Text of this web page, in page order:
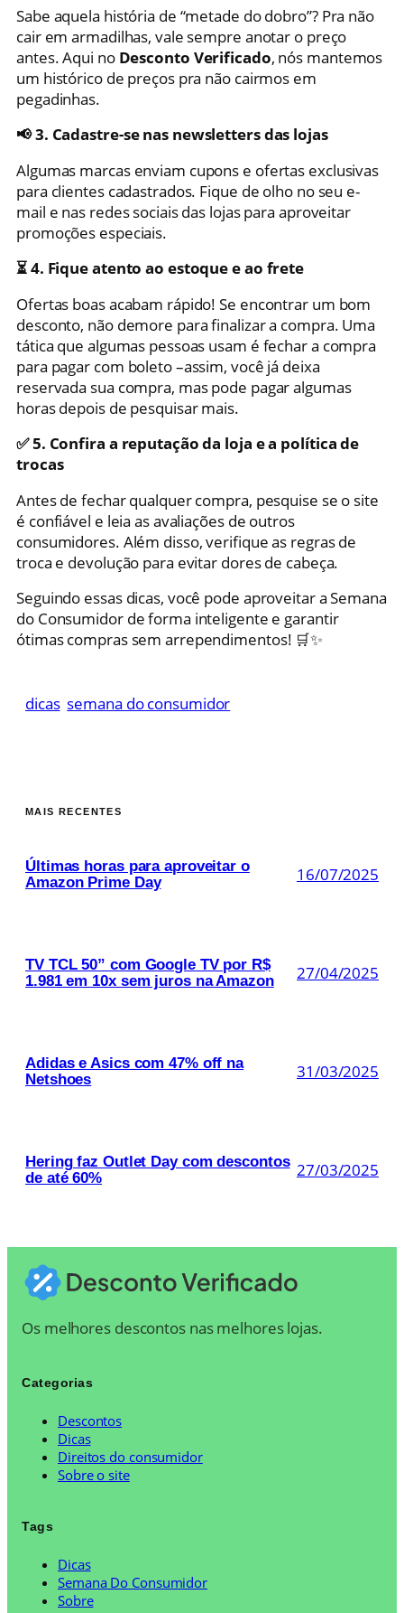
Sabe aquela história de “metade do dobro”? Pra não
cair em armadilhas, vale sempre anotar o preço
antes. Aqui no Desconto Verificado, nós mantemos
um histórico de preços pra não cairmos em
pegadinhas.
📢 3. Cadastre-se nas newsletters das lojas
Algumas marcas enviam cupons e ofertas exclusivas
para clientes cadastrados. Fique de olho no seu e-
mail e nas redes sociais das lojas para aproveitar
promoções especiais.
⏳ 4. Fique atento ao estoque e ao frete
Ofertas boas acabam rápido! Se encontrar um bom
desconto, não demore para finalizar a compra. Uma
tática que algumas pessoas usam é fechar a compra
para pagar com boleto –assim, você já deixa
reservada sua compra, mas pode pagar algumas
horas depois de pesquisar mais.
✅ 5. Confira a reputação da loja e a política de
trocas
Antes de fechar qualquer compra, pesquise se o site
é confiável e leia as avaliações de outros
consumidores. Além disso, verifique as regras de
troca e devolução para evitar dores de cabeça.
Seguindo essas dicas, você pode aproveitar a Semana
do Consumidor de forma inteligente e garantir
ótimas compras sem arrependimentos! 🛒✨
dicas semana do consumidor
MAIS RECENTES
Últimas horas para aproveitar o
Amazon Prime Day
16/07/2025
TV TCL 50” com Google TV por R$
1.981 em 10x sem juros na Amazon
27/04/2025
Adidas e Asics com 47% off na
Netshoes
31/03/2025
Hering faz Outlet Day com descontos
de até 60%
27/03/2025
Os melhores descontos nas melhores lojas.
Categorias
Descontos
Dicas
Direitos do consumidor
Sobre o site
Tags
Dicas
Semana Do Consumidor
Sobre